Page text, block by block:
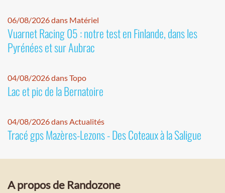
06/08/2026 dans Matériel
Vuarnet Racing 05 : notre test en Finlande, dans les
Pyrénées et sur Aubrac
04/08/2026 dans Topo
Lac et pic de la Bernatoire
04/08/2026 dans Actualités
Tracé gps Mazères-Lezons - Des Coteaux à la Saligue
A propos de Randozone